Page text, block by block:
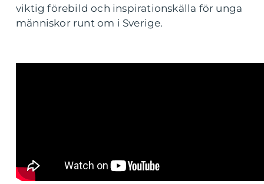
viktig förebild och inspirationskälla för unga
människor runt om i Sverige.